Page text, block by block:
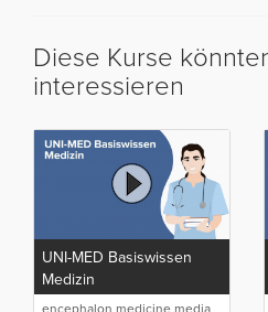
Diese Kurse
interessieren
UNI-MED Basiswissen
Medizin